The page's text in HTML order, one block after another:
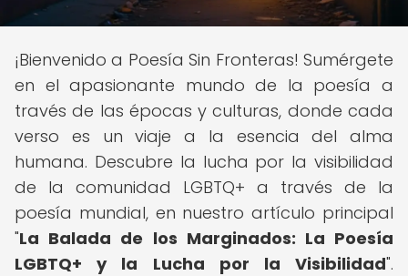
¡Bienvenido a Poesía Sin Fronteras! Sumérgete
en el apasionante mundo de la poesía a
través de las épocas y culturas, donde cada
verso es un viaje a la esencia del alma
humana. Descubre la lucha por la visibilidad
de la comunidad LGBTQ+ a través de la
poesía mundial, en nuestro artículo principal
"La Balada de los Marginados: La Poesía
LGBTQ+ y la Lucha por la Visibilidad".